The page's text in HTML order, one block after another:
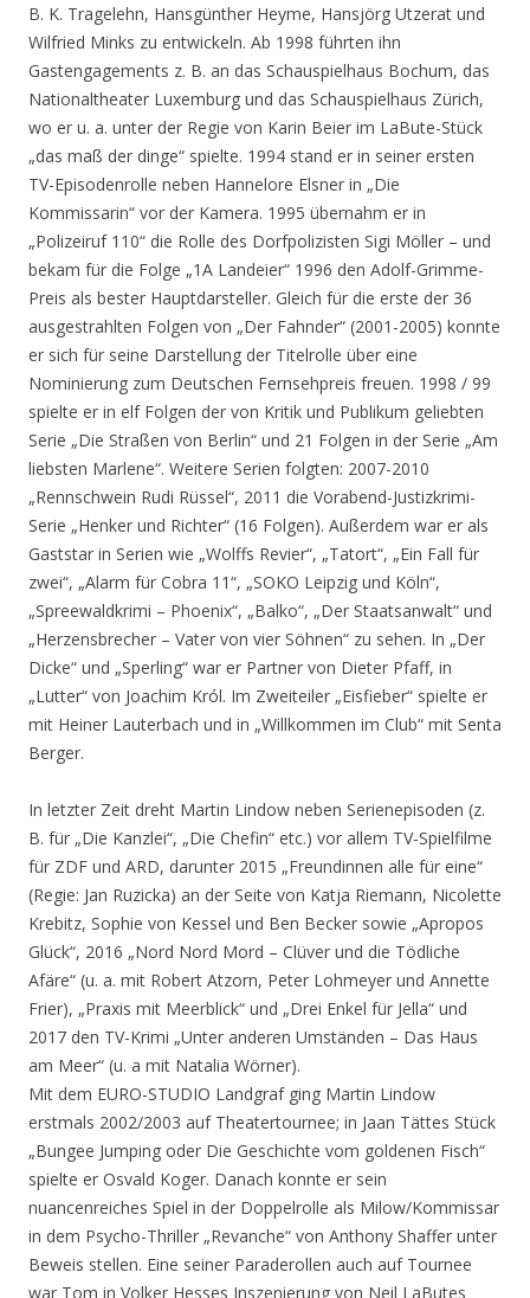
B. K. Tragelehn, Hansgünther Heyme, Hansjörg Utzerat und
Wilfried Minks zu entwickeln. Ab 1998 führten ihn
Gastengagements z. B. an das Schauspielhaus Bochum, das
Nationaltheater Luxemburg und das Schauspielhaus Zürich,
wo er u. a. unter der Regie von Karin Beier im LaBute-Stück
„das maß der dinge“ spielte. 1994 stand er in seiner ersten
TV-Episodenrolle neben Hannelore Elsner in „Die
Kommissarin“ vor der Kamera. 1995 übernahm er in
„Polizeiruf 110“ die Rolle des Dorfpolizisten Sigi Möller – und
bekam für die Folge „1A Landeier“ 1996 den Adolf-Grimme-
Preis als bester Hauptdarsteller. Gleich für die erste der 36
ausgestrahlten Folgen von „Der Fahnder“ (2001-2005) konnte
er sich für seine Darstellung der Titelrolle über eine
Nominierung zum Deutschen Fernsehpreis freuen. 1998 / 99
spielte er in elf Folgen der von Kritik und Publikum geliebten
Serie „Die Straßen von Berlin“ und 21 Folgen in der Serie „Am
liebsten Marlene“. Weitere Serien folgten: 2007-2010
„Rennschwein Rudi Rüssel“, 2011 die Vorabend-Justizkrimi-
Serie „Henker und Richter“ (16 Folgen). Außerdem war er als
Gaststar in Serien wie „Wolffs Revier“, „Tatort“, „Ein Fall für
zwei“, „Alarm für Cobra 11“, „SOKO Leipzig und Köln“,
„Spreewaldkrimi – Phoenix“, „Balko“, „Der Staatsanwalt“ und
„Herzensbrecher – Vater von vier Söhnen“ zu sehen. In „Der
Dicke“ und „Sperling“ war er Partner von Dieter Pfaff, in
„Lutter“ von Joachim Król. Im Zweiteiler „Eisfieber“ spielte er
mit Heiner Lauterbach und in „Willkommen im Club“ mit Senta
Berger.
In letzter Zeit dreht Martin Lindow neben Serienepisoden (z.
B. für „Die Kanzlei“, „Die Chefin“ etc.) vor allem TV-Spielfilme
für ZDF und ARD, darunter 2015 „Freundinnen alle für eine“
(Regie: Jan Ruzicka) an der Seite von Katja Riemann, Nicolette
Krebitz, Sophie von Kessel und Ben Becker sowie „Apropos
Glück“, 2016 „Nord Nord Mord – Clüver und die Tödliche
Afäre“ (u. a. mit Robert Atzorn, Peter Lohmeyer und Annette
Frier), „Praxis mit Meerblick“ und „Drei Enkel für Jella“ und
2017 den TV-Krimi „Unter anderen Umständen – Das Haus
am Meer“ (u. a mit Natalia Wörner).
Mit dem EURO-STUDIO Landgraf ging Martin Lindow
erstmals 2002/2003 auf Theatertournee; in Jaan Tättes Stück
„Bungee Jumping oder Die Geschichte vom goldenen Fisch“
spielte er Osvald Koger. Danach konnte er sein
nuancenreiches Spiel in der Doppelrolle als Milow/Kommissar
in dem Psycho-Thriller „Revanche“ von Anthony Shaffer unter
Beweis stellen. Eine seiner Paraderollen auch auf Tournee
war Tom in Volker Hesses Inszenierung von Neil LaButes